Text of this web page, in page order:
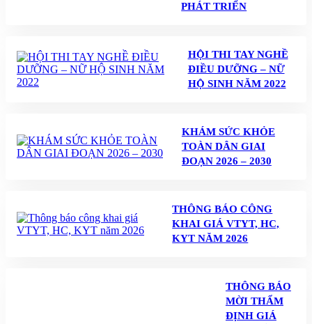
PHÁT TRIỂN
HỘI THI TAY NGHỀ
ĐIỀU DƯỠNG – NỮ
HỘ SINH NĂM 2022
KHÁM SỨC KHỎE
TOÀN DÂN GIAI
ĐOẠN 2026 – 2030
THÔNG BÁO CÔNG
KHAI GIÁ VTYT, HC,
KYT NĂM 2026
THÔNG BÁO
MỜI THẨM
ĐỊNH GIÁ